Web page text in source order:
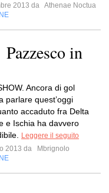
2013 da Athenae Noctua
in
Ancora di gol
parlare quest’oggi
accaduto fra Delta
e Ischia ha davvero
Leggere il seguito
2013 da
Mbrignolo